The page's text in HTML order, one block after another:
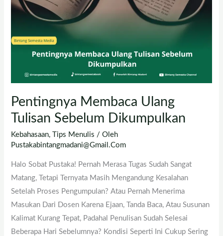
Pentingnya Membaca Ulang
Tulisan Sebelum Dikumpulkan
Kebahasaan, Tips Menulis / Oleh
Pustakabintangmadani@gmail.com
Halo Sobat Pustaka! Pernah Merasa Tugas Sudah Sangat
Matang, Tetapi Ternyata Masih Mengandung Kesalahan
Setelah Proses Pengumpulan? Atau Pernah Menerima
Masukan Dari Dosen Karena Ejaan, Tanda Baca, Atau Susunan
Kalimat Kurang Tepat, Padahal Penulisan Sudah Selesai
Beberapa Hari Sebelumnya? Kondisi Seperti Ini Cukup Sering
Dikumpulkan